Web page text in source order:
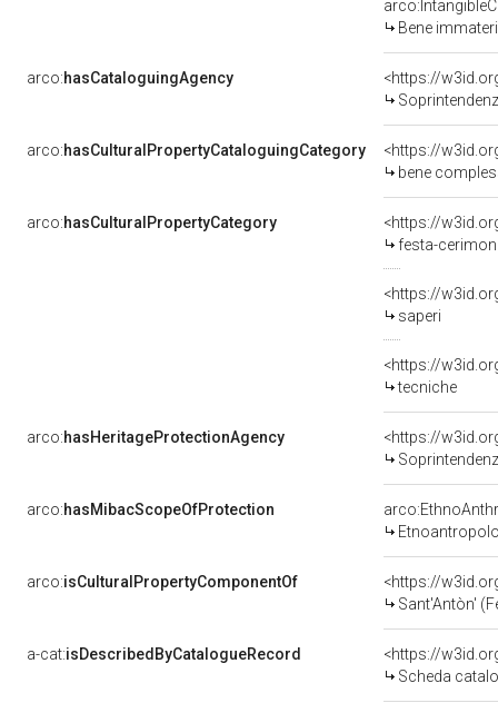
Bene
arco:hasCataloguingAgency
<https://
Soprintendenza
arco:hasCulturalPropertyCataloguingCategory
bene
arco:hasCulturalPropertyCategory
<https://
festa-
<https://
saperi
<https://
tecniche
arco:hasHeritageProtectionAgency
<https://
arco:hasMibacScopeOfProtection
arco:isCulturalPropertyComponentOf
<https://
Sant'Antòn'
a-cat:isDescribedByCatalogueRecord
<https://
Scheda